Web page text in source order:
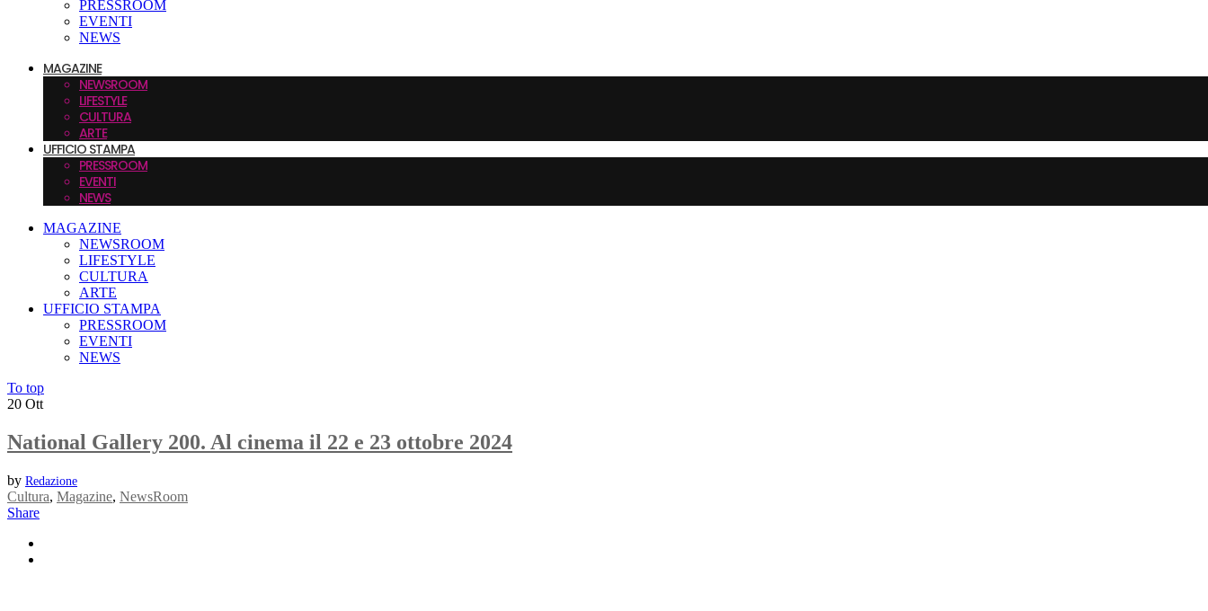
PRESSROOM
EVENTI
NEWS
MAGAZINE
NEWSROOM
LIFESTYLE
CULTURA
ARTE
UFFICIO STAMPA
PRESSROOM
EVENTI
NEWS
MAGAZINE
NEWSROOM
LIFESTYLE
CULTURA
ARTE
UFFICIO STAMPA
PRESSROOM
EVENTI
NEWS
To top
20 Ott
National Gallery 200. Al cinema il 22 e 23 ottobre 2024
by Redazione
Cultura, Magazine, NewsRoom
Share